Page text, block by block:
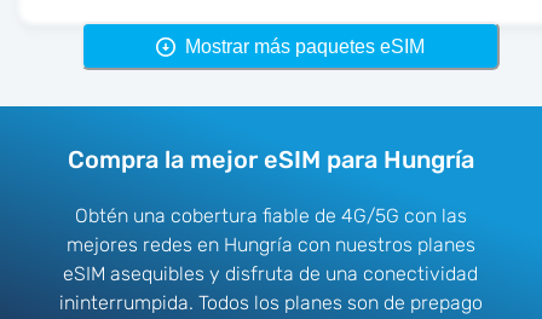
Mostrar más paquetes eSIM
Compra la mejor eSIM para Hungría
Obtén una cobertura fiable de 4G/5G con las
mejores redes en Hungría con nuestros planes
eSIM asequibles y disfruta de una conectividad
ininterrumpida. Todos los planes son de prepago